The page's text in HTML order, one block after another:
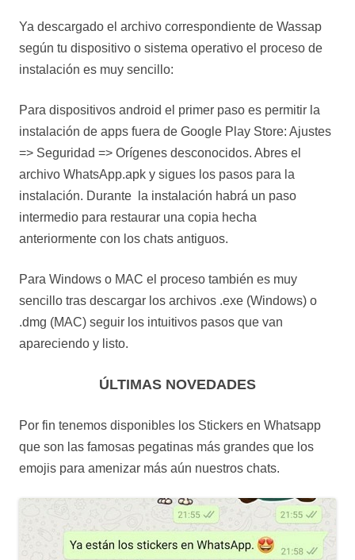
Ya descargado el archivo correspondiente de Wassap
según tu dispositivo o sistema operativo el proceso de
instalación es muy sencillo:
Para dispositivos android el primer paso es permitir la
instalación de apps fuera de Google Play Store: Ajustes
=> Seguridad => Orígenes desconocidos. Abres el
archivo WhatsApp.apk y sigues los pasos para la
instalación. Durante la instalación habrá un paso
intermedio para restaurar una copia hecha
anteriormente con los chats antiguos.
Para Windows o MAC el proceso también es muy
sencillo tras descargar los archivos .exe (Windows) o
.dmg (MAC) seguir los intuitivos pasos que van
apareciendo y listo.
ÚLTIMAS NOVEDADES
Por fin tenemos disponibles los Stickers en Whatsapp
que son las famosas pegatinas más grandes que los
emojis para amenizar más aún nuestros chats.